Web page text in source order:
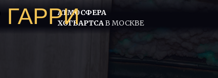
АТМОСФЕРА
ХОГВАРТСАВ МОСКВЕ
ГАРРИ